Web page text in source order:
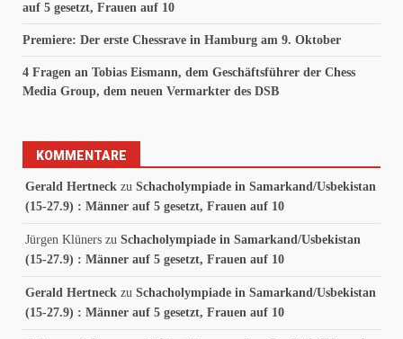
auf 5 gesetzt, Frauen auf 10
Premiere: Der erste Chessrave in Hamburg am 9. Oktober
4 Fragen an Tobias Eismann, dem Geschäftsführer der Chess
Media Group, dem neuen Vermarkter des DSB
KOMMENTARE
Gerald Hertneck zu Schacholympiade in Samarkand/Usbekistan
(15-27.9) : Männer auf 5 gesetzt, Frauen auf 10
Jürgen Klüners zu Schacholympiade in Samarkand/Usbekistan
(15-27.9) : Männer auf 5 gesetzt, Frauen auf 10
Gerald Hertneck zu Schacholympiade in Samarkand/Usbekistan
(15-27.9) : Männer auf 5 gesetzt, Frauen auf 10